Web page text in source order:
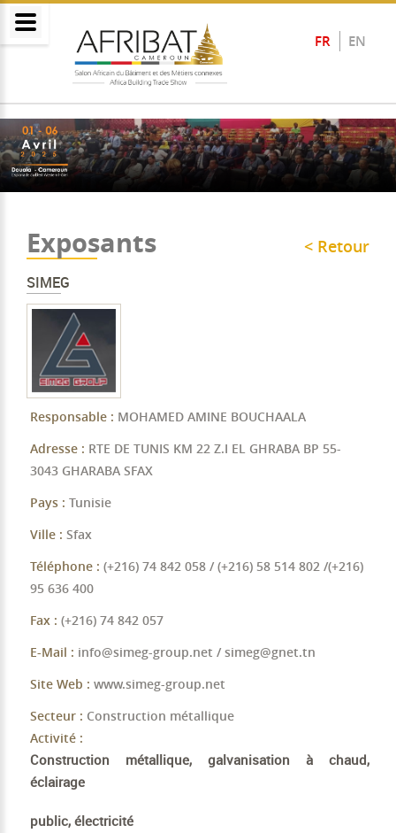
FR EN
Exposants < Retour
SIMEG
Responsable : MOHAMED AMINE BOUCHAALA
Adresse : RTE DE TUNIS KM 22 Z.I EL GHRABA BP 55-
3043 GHARABA SFAX
Pays : Tunisie
Ville : Sfax
Téléphone : (+216) 74 842 058 / (+216) 58 514 802 /(+216)
95 636 400
Fax : (+216) 74 842 057
E-Mail : info@simeg-group.net / simeg@gnet.tn
Site Web : www.simeg-group.net
Secteur : Construction métallique
Activité :
Construction métallique, galvanisation à chaud,
éclairage
public, électricité